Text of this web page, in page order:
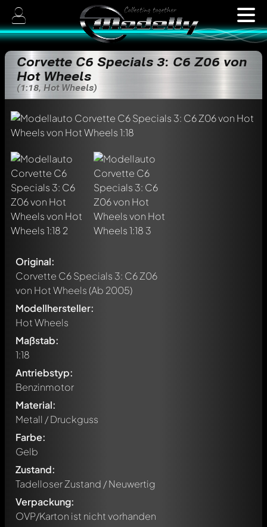
Corvette C6 Specials 3: C6 Z06 von
Hot Wheels
(1:18, Hot Wheels)
Original:
Corvette C6 Specials 3: C6 Z06
von Hot Wheels(Ab 2005)
Modellhersteller:
Hot Wheels
Maßstab:
1:18
Antriebstyp:
Benzinmotor
Material:
Metall / Druckguss
Farbe:
Gelb
Zustand:
Tadelloser Zustand / Neuwertig
Verpackung:
OVP/Karton ist nicht vorhanden